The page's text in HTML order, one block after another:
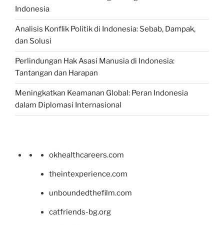
Indonesia
Analisis Konflik Politik di Indonesia: Sebab, Dampak,
dan Solusi
Perlindungan Hak Asasi Manusia di Indonesia:
Tantangan dan Harapan
Meningkatkan Keamanan Global: Peran Indonesia
dalam Diplomasi Internasional
okhealthcareers.com
theintexperience.com
unboundedthefilm.com
catfriends-bg.org